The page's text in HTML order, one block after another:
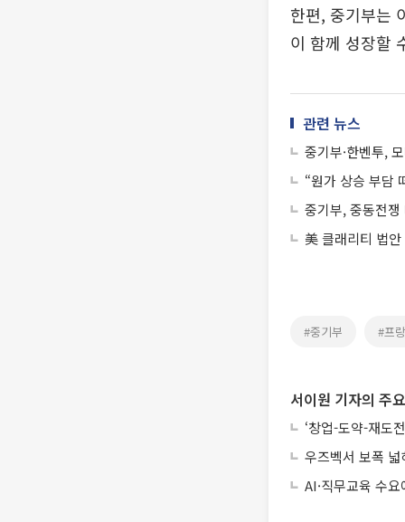
한편, 중기부는
이 함께 성장할
관련 뉴스
중기부·한벤투,
“원가 상승 부담
중기부, 중동전
美 클래리티 법
#중기부 #프
서이원 기자의 주
‘창업-도약-재도
우즈벡서 보폭 넓
AI·직무교육 수